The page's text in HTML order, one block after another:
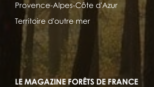
Provence-Alpes-Côte d'Azur
Territoire d'outre mer
LE MAGAZINE FORÊTS DE FRANCE